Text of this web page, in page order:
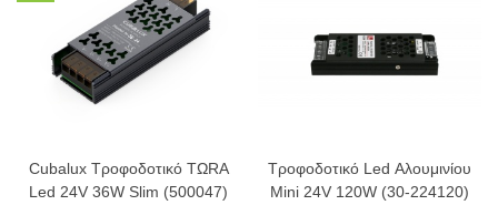
Cubalux Τροφοδοτικό ΤΩRA
Led 24V 36W Slim (500047)
Τροφοδοτικό Led Αλουμινίου
Mini 24V 120W (30-224120)